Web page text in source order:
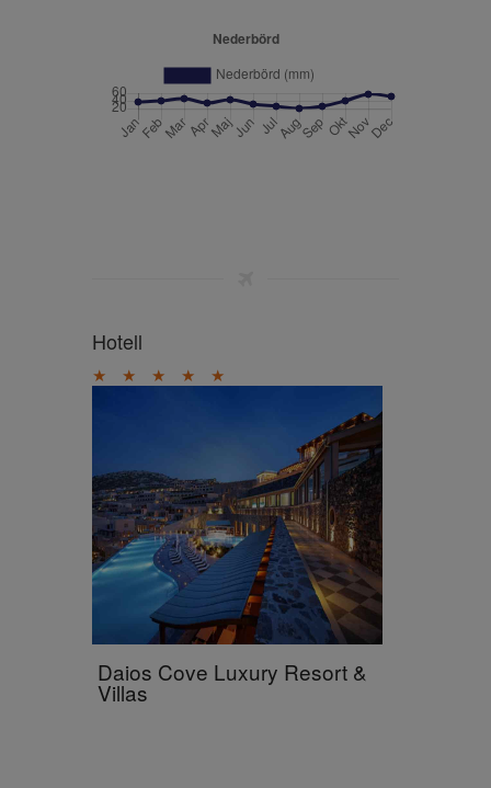
Hotell
★ ★ ★ ★ ★
Daios Cove Luxury Resort &
Villas